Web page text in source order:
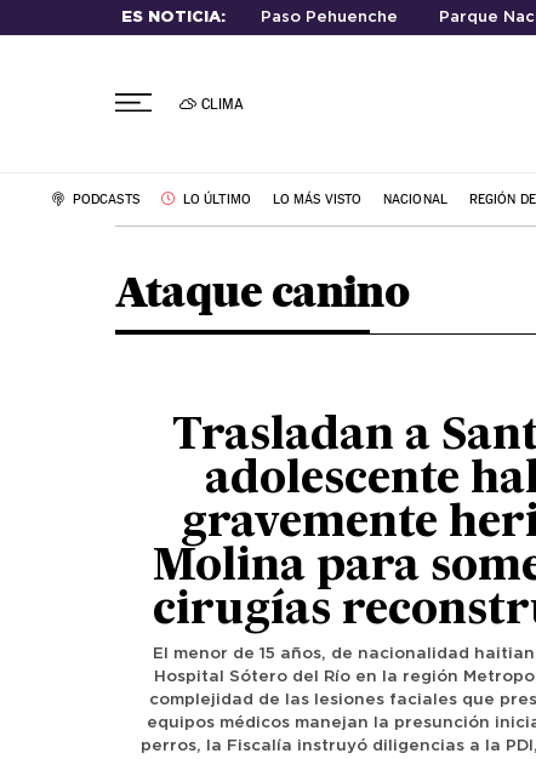
ES NOTICIA: Paso Pehuenche Parque
CLIMA
PODCASTS LO ÚLTIMO LO MÁS VISTO NACIONAL REGIÓN
Ataque canino
Trasladan a
adolescente
gravemente
Molina para
cirugías
El menor de 15 años, de nacionalidad
Hospital Sótero del Río en la región
complejidad de las lesiones faciales que
equipos médicos manejan la presunción
perros, la Fiscalía instruyó diligencias a la